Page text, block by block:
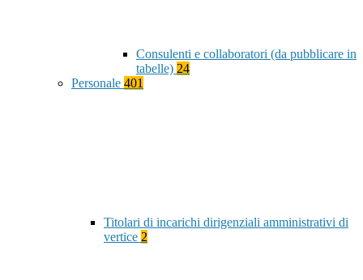
Consulenti e collaboratori (da pubblicare in
tabelle) 24
Personale 401
Titolari di incarichi dirigenziali amministrativi di
vertice 2